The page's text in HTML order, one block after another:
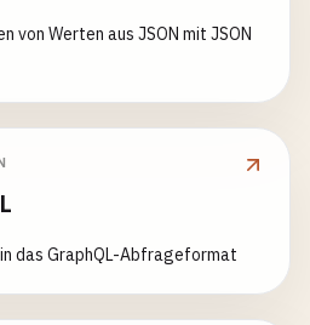
von Werten aus JSON mit JSON
das GraphQL-Abfrageformat